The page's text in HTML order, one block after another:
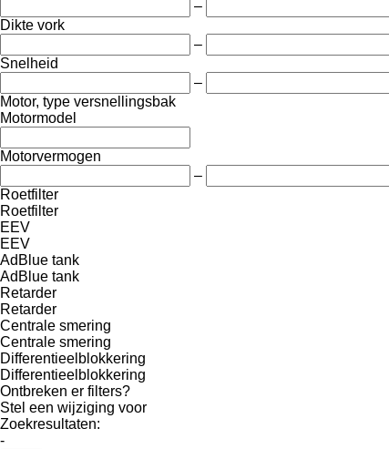
–
Dikte vork
–
Snelheid
–
Motor, type versnellingsbak
Motormodel
Motorvermogen
–
Roetfilter
Roetfilter
EEV
EEV
AdBlue tank
AdBlue tank
Retarder
Retarder
Centrale smering
Centrale smering
Differentieelblokkering
Differentieelblokkering
Ontbreken er filters?
Stel een wijziging voor
Zoekresultaten:
-